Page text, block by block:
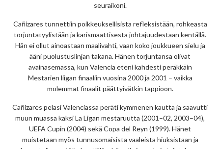
seuraikoni.
Cañizares tunnettiin poikkeuksellisista refleksistään, rohkeasta
torjuntatyylistään ja karismaattisesta johtajuudestaan kentällä.
Hän ei ollut ainoastaan maalivahti, vaan koko joukkueen sielu ja
ääni puolustuslinjan takana. Hänen torjuntansa olivat
avainasemassa, kun Valencia eteni kahdesti peräkkäin
Mestarien liigan finaaliin vuosina 2000 ja 2001 – vaikka
molemmat finaalit päättyivätkin tappioon.
Cañizares pelasi Valenciassa peräti kymmenen kautta ja saavutti
muun muassa kaksi La Ligan mestaruutta (2001–02, 2003–04),
UEFA Cupin (2004) sekä Copa del Reyn (1999). Hänet
muistetaan myös tunnusomaisista vaaleista hiuksistaan ja